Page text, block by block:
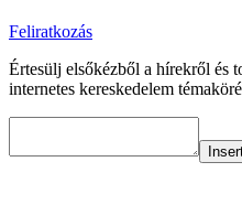
Feliratkozás
Értesülj elsőkézből a hírekről és
internetes kereskedelem